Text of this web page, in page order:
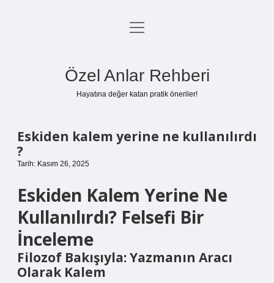
Anasayfa
menüyü
Özel Anlar Rehberi
Hayatına değer katan pratik öneriler!
Eskiden kalem yerine ne kullanılırdı
?
Tarih: Kasım 26, 2025
Eskiden Kalem Yerine Ne
Kullanılırdı? Felsefi Bir
İnceleme
Filozof Bakışıyla: Yazmanın Aracı
Olarak Kalem